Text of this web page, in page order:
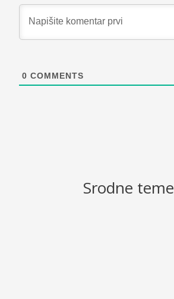
0 COMMENTS
Srodne teme